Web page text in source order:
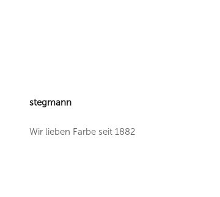
stegmann
Wir lieben Farbe seit 1882